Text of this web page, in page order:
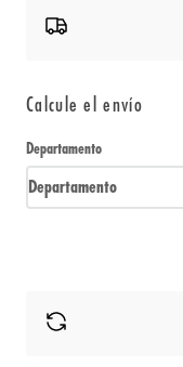
Calcule el envío
Departamento
Departamento